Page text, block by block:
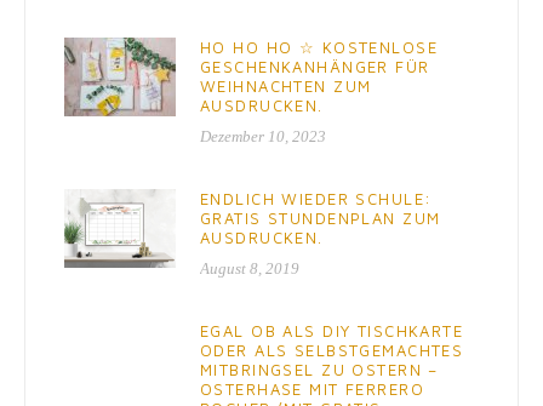
HO HO HO ☆ KOSTENLOSE
GESCHENKANHÄNGER FÜR
WEIHNACHTEN ZUM
AUSDRUCKEN.
Dezember 10, 2023
ENDLICH WIEDER SCHULE:
GRATIS STUNDENPLAN ZUM
AUSDRUCKEN.
August 8, 2019
EGAL OB ALS DIY TISCHKARTE
ODER ALS SELBSTGEMACHTES
MITBRINGSEL ZU OSTERN –
OSTERHASE MIT FERRERO